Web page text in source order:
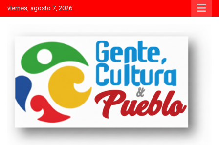
Skip
to
viernes, agosto 7, 2026